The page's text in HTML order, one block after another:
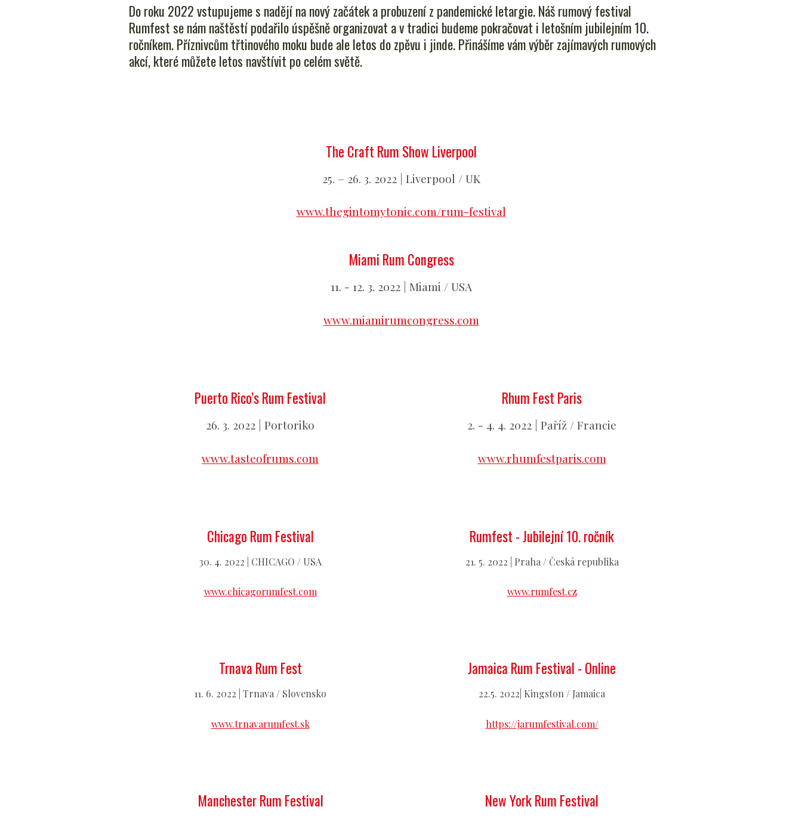
Do roku 2022 vstupujeme s nadějí na nový začátek a probuzení z pandemické letargie. Náš rumový festival
Rumfest se nám naštěstí podařilo úspěšně organizovat a v tradici budeme pokračovat i letošním jubilejním 10.
ročníkem. Příznivcům třtinového moku bude ale letos do zpěvu i jinde. Přinášíme vám výběr zajímavých rumových
akcí, které můžete letos navštívit po celém světě.
The Craft Rum Show Liverpool
25. – 26. 3. 2022 | Liverpool / UK
www.thegintomytonic.com/rum-festival
Miami Rum Congress
11. - 12. 3. 2022 | Miami / USA
www.miamirumcongress.com
Puerto Rico’s Rum Festival
26. 3. 2022 | Portoriko
www.tasteofrums.com
Rhum Fest Paris
2. - 4. 4. 2022 | Paříž / Francie
www.rhumfestparis.com
Chicago Rum Festival
30. 4. 2022 | CHICAGO / USA
www.chicagorumfest.com
Rumfest - Jubilejní 10. ročník
21. 5. 2022 | Praha / Česká republika
www.rumfest.cz
Trnava Rum Fest
11. 6. 2022 | Trnava / Slovensko
www.trnavarumfest.sk
Jamaica Rum Festival - Online
22.5. 2022| Kingston / Jamaica
https://jarumfestival.com/
Manchester Rum Festival New York Rum Festival